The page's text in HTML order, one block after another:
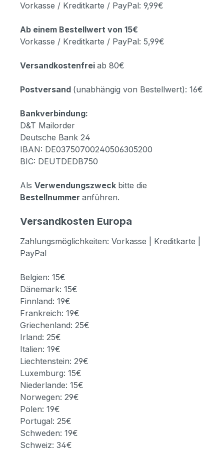
Vorkasse / Kreditkarte / PayPal: 9,99€
Ab einem Bestellwert von 15€
Vorkasse / Kreditkarte / PayPal: 5,99€
Versandkostenfrei ab 80€
Postversand (unabhängig von Bestellwert): 16€
Bankverbindung:
D&T Mailorder
Deutsche Bank 24
IBAN: DE03750700240506305200
BIC: DEUTDEDB750
Als Verwendungszweck bitte die
Bestellnummer anführen.
Versandkosten Europa
Zahlungsmöglichkeiten: Vorkasse | Kreditkarte |
PayPal
Belgien: 15€
Dänemark: 15€
Finnland: 19€
Frankreich: 19€
Griechenland: 25€
Irland: 25€
Italien: 19€
Liechtenstein: 29€
Luxemburg: 15€
Niederlande: 15€
Norwegen: 29€
Polen: 19€
Portugal: 25€
Schweden: 19€
Schweiz: 34€